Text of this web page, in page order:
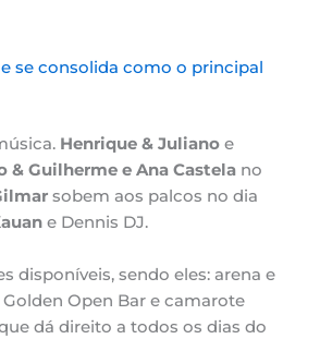
se consolida como o principal
Henrique & Julianoe
& Guilherme e Ana Castelano
sobem aos palcos no dia
e Dennis DJ.
disponíveis, sendo eles: arena e
Open Bar e camarote
dá direito a todos os dias do